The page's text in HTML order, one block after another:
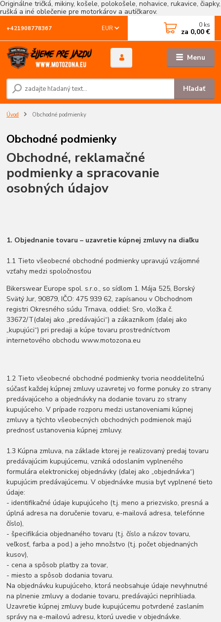
Originálne tričká, mikiny, košele, polokošele, nohavice, rukavice, čiapky,
rušká a iné oblečenie pre motorkárov a autíčkarov.
Menu
EUR
Hľadať
+421908778367 0 ks
za 0,00 €
Úvod Obchodné podmienky
Obchodné podmienky
Obchodné, reklamačné
podmienky a spracovanie
osobných údajov
1. Objednanie tovaru – uzavretie kúpnej zmluvy na diaľku
1.1 Tieto všeobecné obchodné podmienky upravujú vzájomné
vzťahy medzi spoločnosťou
Bikerswear Europe spol. s.r.o., so sídlom 1. Mája 525, Borský
Svätý Jur, 90879, IČO: 475 939 62, zapísanou v Obchodnom
registri Okresného súdu Trnava, oddiel: Sro, vložka č.
33672/T(ďalej ako „predávajúci“) a zákazníkom (ďalej ako
„kupujúci“) pri predaji a kúpe tovaru prostredníctvom
internetového obchodu www.motozona.eu
1.2 Tieto všeobecné obchodné podmienky tvoria neoddeliteľnú
súčasť každej kúpnej zmluvy uzavretej vo forme ponuky zo strany
predávajúceho a objednávky na dodanie tovaru zo strany
kupujúceho. V prípade rozporu medzi ustanoveniami kúpnej
zmluvy a týchto všeobecných obchodných podmienok majú
prednosť ustanovenia kúpnej zmluvy.
1.3 Kúpna zmluva, na základe ktorej je realizovaný predaj tovaru
predávajúcim kupujúcemu, vzniká odoslaním vyplneného
formulára elektronickej objednávky (ďalej ako „objednávka“)
kupujúcim predávajúcemu. V objednávke musia byť vyplnené tieto
údaje:
- identifikačné údaje kupujúceho (t.j. meno a priezvisko, presná a
úplná adresa na doručenie tovaru, e-mailová adresa, telefónne
číslo),
- špecifikácia objednaného tovaru (t.j. číslo a názov tovaru,
veľkosť, farba a pod.) a jeho množstvo (t.j. počet objednaných
kusov),
- cena a spôsob platby za tovar,
- miesto a spôsob dodania tovaru.
Na objednávku kupujúceho, ktorá neobsahuje údaje nevyhnutné
na plnenie zmluvy a dodanie tovaru, predávajúci neprihliada.
Uzavretie kúpnej zmluvy bude kupujúcemu potvrdené zaslaním
správy na e-mailovú adresu, ktorú uvedie v objednávke.